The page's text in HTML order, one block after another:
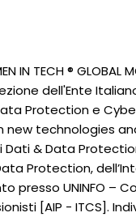
® GLOBAL
dell'Ente
Protection e
new technologies
& Data
Protection,
presso UNINFO –
[AIP - ITCS].